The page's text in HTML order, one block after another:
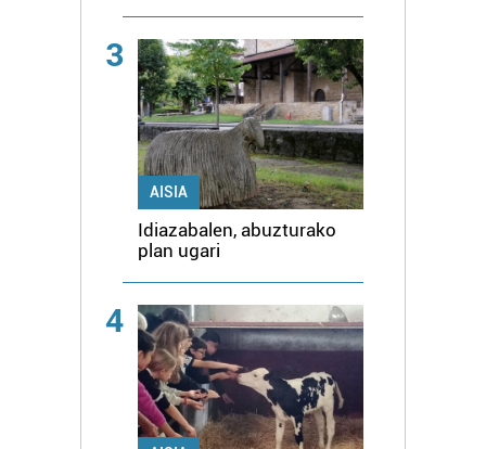
3
AISIA
Idiazabalen, abuzturako
plan ugari
4